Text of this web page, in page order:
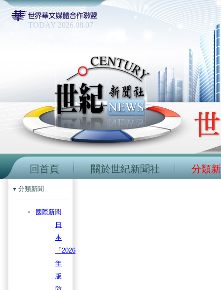
TODAY 2026.08.07
回首頁 關於世紀新聞社 分類
分類新聞
國際新聞
日
本
「2026
年
版